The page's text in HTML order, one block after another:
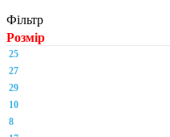
Фільтр
Розмір
25
27
29
10
8